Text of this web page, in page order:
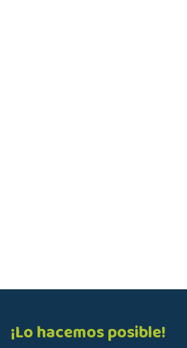
¡Lo hacemos posible!